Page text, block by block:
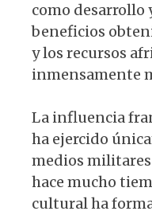
como desarrollo
beneficios
y los recursos
inmensamente
La influencia
ha ejercido
medios militares
hace mucho
cultural ha